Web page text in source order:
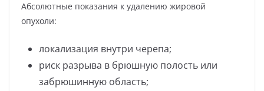
Абсолютные показания к удалению жировой
опухоли:
локализация внутри черепа;
риск разрыва в брюшную полость или
забрюшинную область;